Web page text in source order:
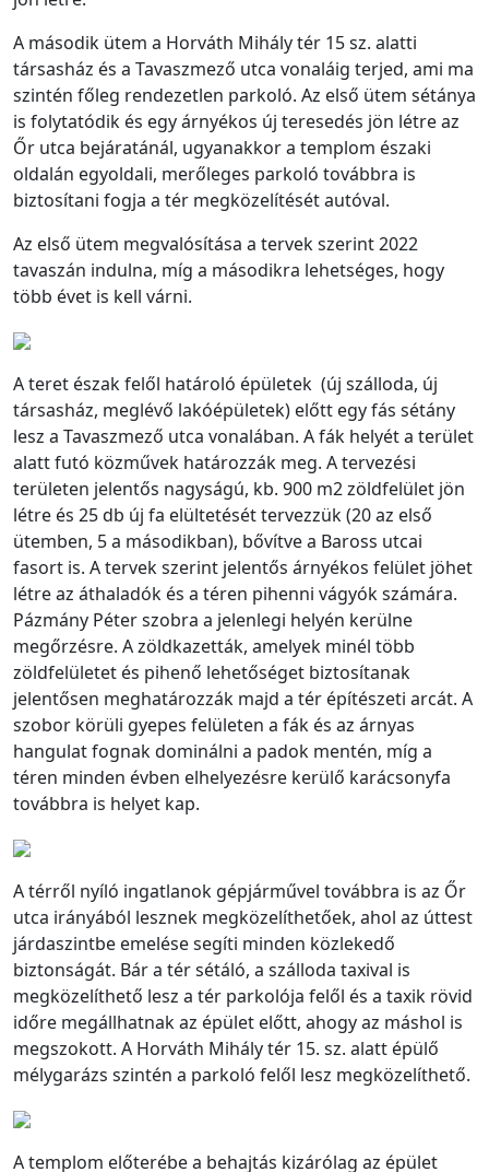
A második ütem a Horváth Mihály tér 15 sz. alatti
társasház és a Tavaszmező utca vonaláig terjed, ami ma
szintén főleg rendezetlen parkoló. Az első ütem sétánya
is folytatódik és egy árnyékos új teresedés jön létre az
Őr utca bejáratánál, ugyanakkor a templom északi
oldalán egyoldali, merőleges parkoló továbbra is
biztosítani fogja a tér megközelítését autóval.
Az első ütem megvalósítása a tervek szerint 2022
tavaszán indulna, míg a másodikra lehetséges, hogy
több évet is kell várni.
A teret észak felől határoló épületek (új szálloda, új
társasház, meglévő lakóépületek) előtt egy fás sétány
lesz a Tavaszmező utca vonalában. A fák helyét a terület
alatt futó közművek határozzák meg. A tervezési
területen jelentős nagyságú, kb. 900 m2 zöldfelület jön
létre és 25 db új fa elültetését tervezzük (20 az első
ütemben, 5 a másodikban), bővítve a Baross utcai
fasort is. A tervek szerint jelentős árnyékos felület jöhet
létre az áthaladók és a téren pihenni vágyók számára.
Pázmány Péter szobra a jelenlegi helyén kerülne
megőrzésre. A zöldkazetták, amelyek minél több
zöldfelületet és pihenő lehetőséget biztosítanak
jelentősen meghatározzák majd a tér építészeti arcát. A
szobor körüli gyepes felületen a fák és az árnyas
hangulat fognak dominálni a padok mentén, míg a
téren minden évben elhelyezésre kerülő karácsonyfa
továbbra is helyet kap.
A térről nyíló ingatlanok gépjárművel továbbra is az Őr
utca irányából lesznek megközelíthetőek, ahol az úttest
járdaszintbe emelése segíti minden közlekedő
biztonságát. Bár a tér sétáló, a szálloda taxival is
megközelíthető lesz a tér parkolója felől és a taxik rövid
időre megállhatnak az épület előtt, ahogy az máshol is
megszokott. A Horváth Mihály tér 15. sz. alatt épülő
mélygarázs szintén a parkoló felől lesz megközelíthető.
A templom előterébe a behajtás kizárólag az épület